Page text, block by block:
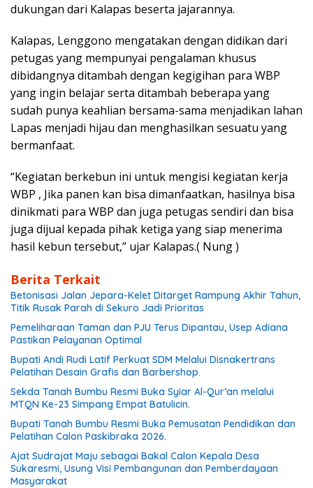
dukungan dari Kalapas beserta jajarannya.
Kalapas, Lenggono mengatakan dengan didikan dari
petugas yang mempunyai pengalaman khusus
dibidangnya ditambah dengan kegigihan para WBP
yang ingin belajar serta ditambah beberapa yang
sudah punya keahlian bersama-sama menjadikan lahan
Lapas menjadi hijau dan menghasilkan sesuatu yang
bermanfaat.
“Kegiatan berkebun ini untuk mengisi kegiatan kerja
WBP , Jika panen kan bisa dimanfaatkan, hasilnya bisa
dinikmati para WBP dan juga petugas sendiri dan bisa
juga dijual kepada pihak ketiga yang siap menerima
hasil kebun tersebut,” ujar Kalapas.( Nung )
Berita Terkait
Betonisasi Jalan Jepara-Kelet Ditarget Rampung Akhir Tahun,
Titik Rusak Parah di Sekuro Jadi Prioritas
Pemeliharaan Taman dan PJU Terus Dipantau, Usep Adiana
Pastikan Pelayanan Optimal
Bupati Andi Rudi Latif Perkuat SDM Melalui Disnakertrans
Pelatihan Desain Grafis dan Barbershop.
Sekda Tanah Bumbu Resmi Buka Syiar Al-Qur’an melalui
MTQN Ke-23 Simpang Empat Batulicin.
Bupati Tanah Bumbu Resmi Buka Pemusatan Pendidikan dan
Pelatihan Calon Paskibraka 2026.
Ajat Sudrajat Maju sebagai Bakal Calon Kepala Desa
Sukaresmi, Usung Visi Pembangunan dan Pemberdayaan
Masyarakat